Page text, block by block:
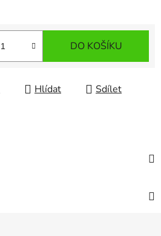
DO KOŠÍKU
Hlídat Sdílet